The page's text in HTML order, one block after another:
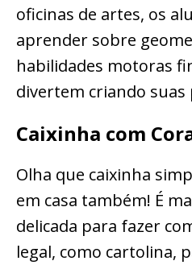
oficinas de artes, os
aprender sobre
habilidades motoras
divertem criando
Caixinha com
Olha que caixinha
em casa também! É
delicada para fazer
legal, como cartolina,